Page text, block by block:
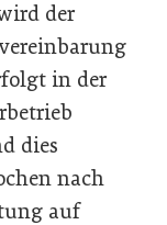
der
in der
dies
nach
auf